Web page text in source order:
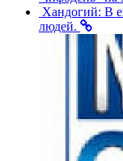
Хандогий: В
людей.